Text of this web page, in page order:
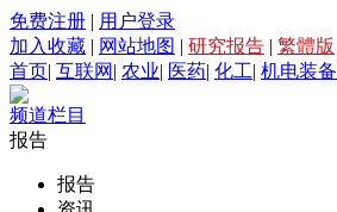
免费注册 | 用户登录
加入收藏 | 网站地图 | 研究报告 | 繁體版
首页| 互联网 | 农业| 医药| 化工| 机电装备
频道栏目
报告
报告